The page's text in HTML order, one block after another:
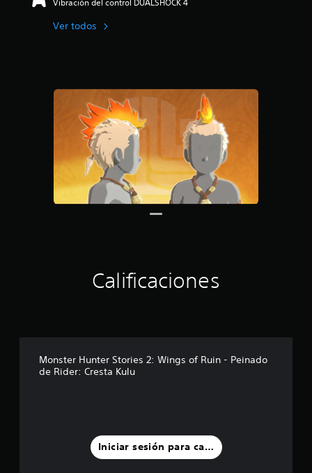
Vibración del control DUALSHOCK 4
Ver todos
Calificaciones
Monster Hunter Stories 2: Wings of Ruin - Peinado
de Rider: Cresta Kulu
Iniciar sesión para calificar